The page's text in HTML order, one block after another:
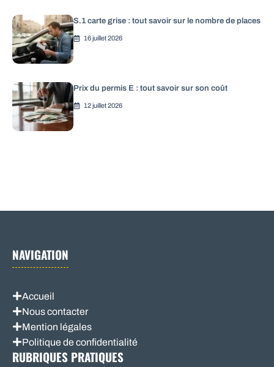
S.1 carte grise : tout savoir sur le nombre de places
16 juillet 2026
Prix du permis E : tout savoir sur son coût
12 juillet 2026
NAVIGATION
Accueil
Nous contacter
Mention légales
Politique de confidentialité
RUBRIQUES PRATIQUES